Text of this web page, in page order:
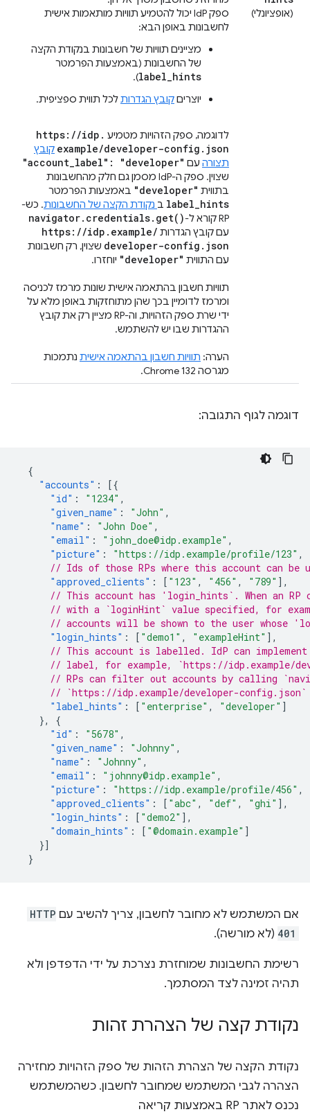
(אופציונלי)
ספק IdP יכול להטמיע תוויות מותאמות אישית
לחשבונות באופן הבא:
מציינים תוויות של חשבונות בנקודת הקצה
של החשבונות (באמצעות הפרמטר
label_hints
).
יוצריםקובץ הגדרותלכל תווית ספציפית.
לדוגמה, ספק הזהויות מטמיע https: //idp .
example/developer-config . json
קובץ
תצורה עם "account_label": "developer"
שצוין. ספק ה-IdP מסמן גם חלק מהחשבונות
בתווית "developer" באמצעות הפרמטר
label_hints ב נקודת הקצה של החשבונות. כש-
RP קורא ל-
navigator. credentials. get( )
עם קובץ הגדרות https: //idp . example/
developer-config . json
שצוין, רק חשבונות
עם התווית "developer" יוחזרו.
תוויות חשבון בהתאמה אישית שונות מרמז לכניסה
ומרמז לדומיין בכך שהן מתוחזקות באופן מלא על
ידי שרת ספק הזהויות, וה-RP מציין רק את קובץ
ההגדרות שבו יש להשתמש.
הערה: תוויות חשבון בהתאמה אישית נתמכות
מגרסה Chrome 132.
דוגמה לגוף התגובה:
{
"accounts" :
[{
"id" : "1234" ,
"given_name" : "John" ,
"name" : "John Doe" ,
"email" : "john_doe@idp.example" ,
"picture" : "https://idp.example/profile/123" ,
// Ids of those RPs where this account can be
"approved_clients" : [ "123" , "456" , "789" ],
// This account has 'login_hints`. When an
// with a `loginHint` value specified, for
// accounts will be shown to the user whose
"login_hints" : [ "demo1" , "exampleHint" ],
// This account is labelled. IdP can
// label, for example, `https://idp.example/
// RPs can filter out accounts by calling
// `https://idp.example/developer-
"label_hints" : [ "enterprise" , "developer" ]
},
{
"id" : "5678" ,
"given_name" : "Johnny" ,
"name" : "Johnny" ,
"email" : "johnny@idp.example" ,
"picture" : "https://idp.example/profile/456" ,
"approved_clients" : [ "abc" , "def" , "ghi" ],
"login_hints" : [ "demo2" ],
"domain_hints" : [ "@domain.example" ]
}]
}
אם המשתמש לא מחובר לחשבון, צריך להשיב עם HTTP
401 (לא מורשה).
רשימת החשבונות שמוחזרת נצרכת על ידי הדפדפן ולא
תהיה זמינה לצד המסתמך.
נקודת קצה של הצהרת זהות
נקודת הקצה של הצהרת הזהות של ספק הזהויות מחזירה
הצהרה לגבי המשתמש שמחובר לחשבון. כשהמשתמש
נכנס לאתר RP באמצעות קריאה